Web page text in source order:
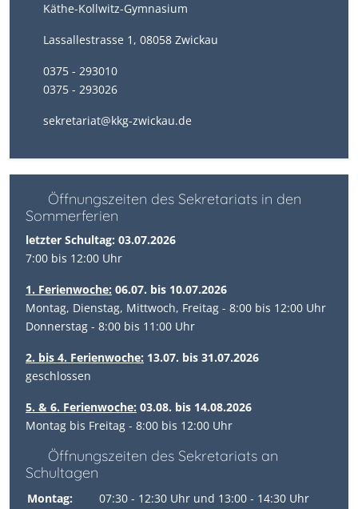
Käthe-Kollwitz-Gymnasium
Lassallestrasse 1, 08058 Zwickau
0375 - 293010
0375 - 293026
sekretariat@kkg-zwickau.de
Öffnungszeiten des Sekretariats in den
Sommerferien
letzter Schultag: 03.07.2026
7:00 bis 12:00 Uhr
1. Ferienwoche: 06.07. bis 10.07.2026
Montag, Dienstag, Mittwoch, Freitag - 8:00 bis 12:00 Uhr
Donnerstag - 8:00 bis 11:00 Uhr
2. bis 4. Ferienwoche: 13.07. bis 31.07.2026
geschlossen
5. & 6. Ferienwoche: 03.08. bis 14.08.2026
Montag bis Freitag - 8:00 bis 12:00 Uhr
Öffnungszeiten des Sekretariats an
Schultagen
Montag:
07:30 - 12:30 Uhr und 13:00 - 14:30 Uhr